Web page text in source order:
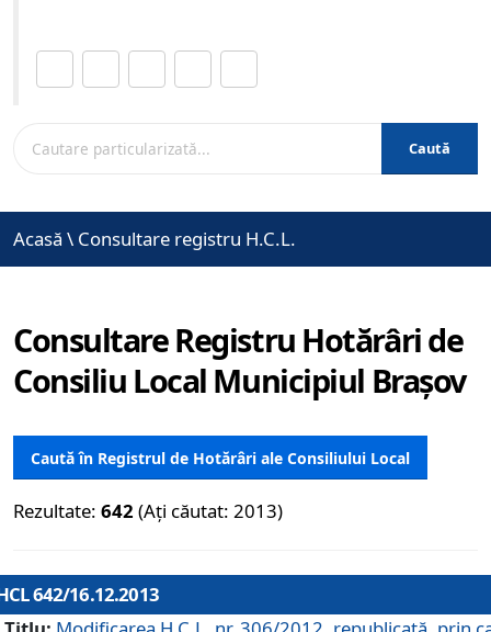
Caută
Acasă \ Consultare registru H.C.L.
Consultare Registru Hotărâri de
Consiliu Local Municipiul Brașov
Caută în Registrul de Hotărâri ale Consiliului Local
Rezultate: 642 (Ați căutat: 2013)
642/16.12.2013